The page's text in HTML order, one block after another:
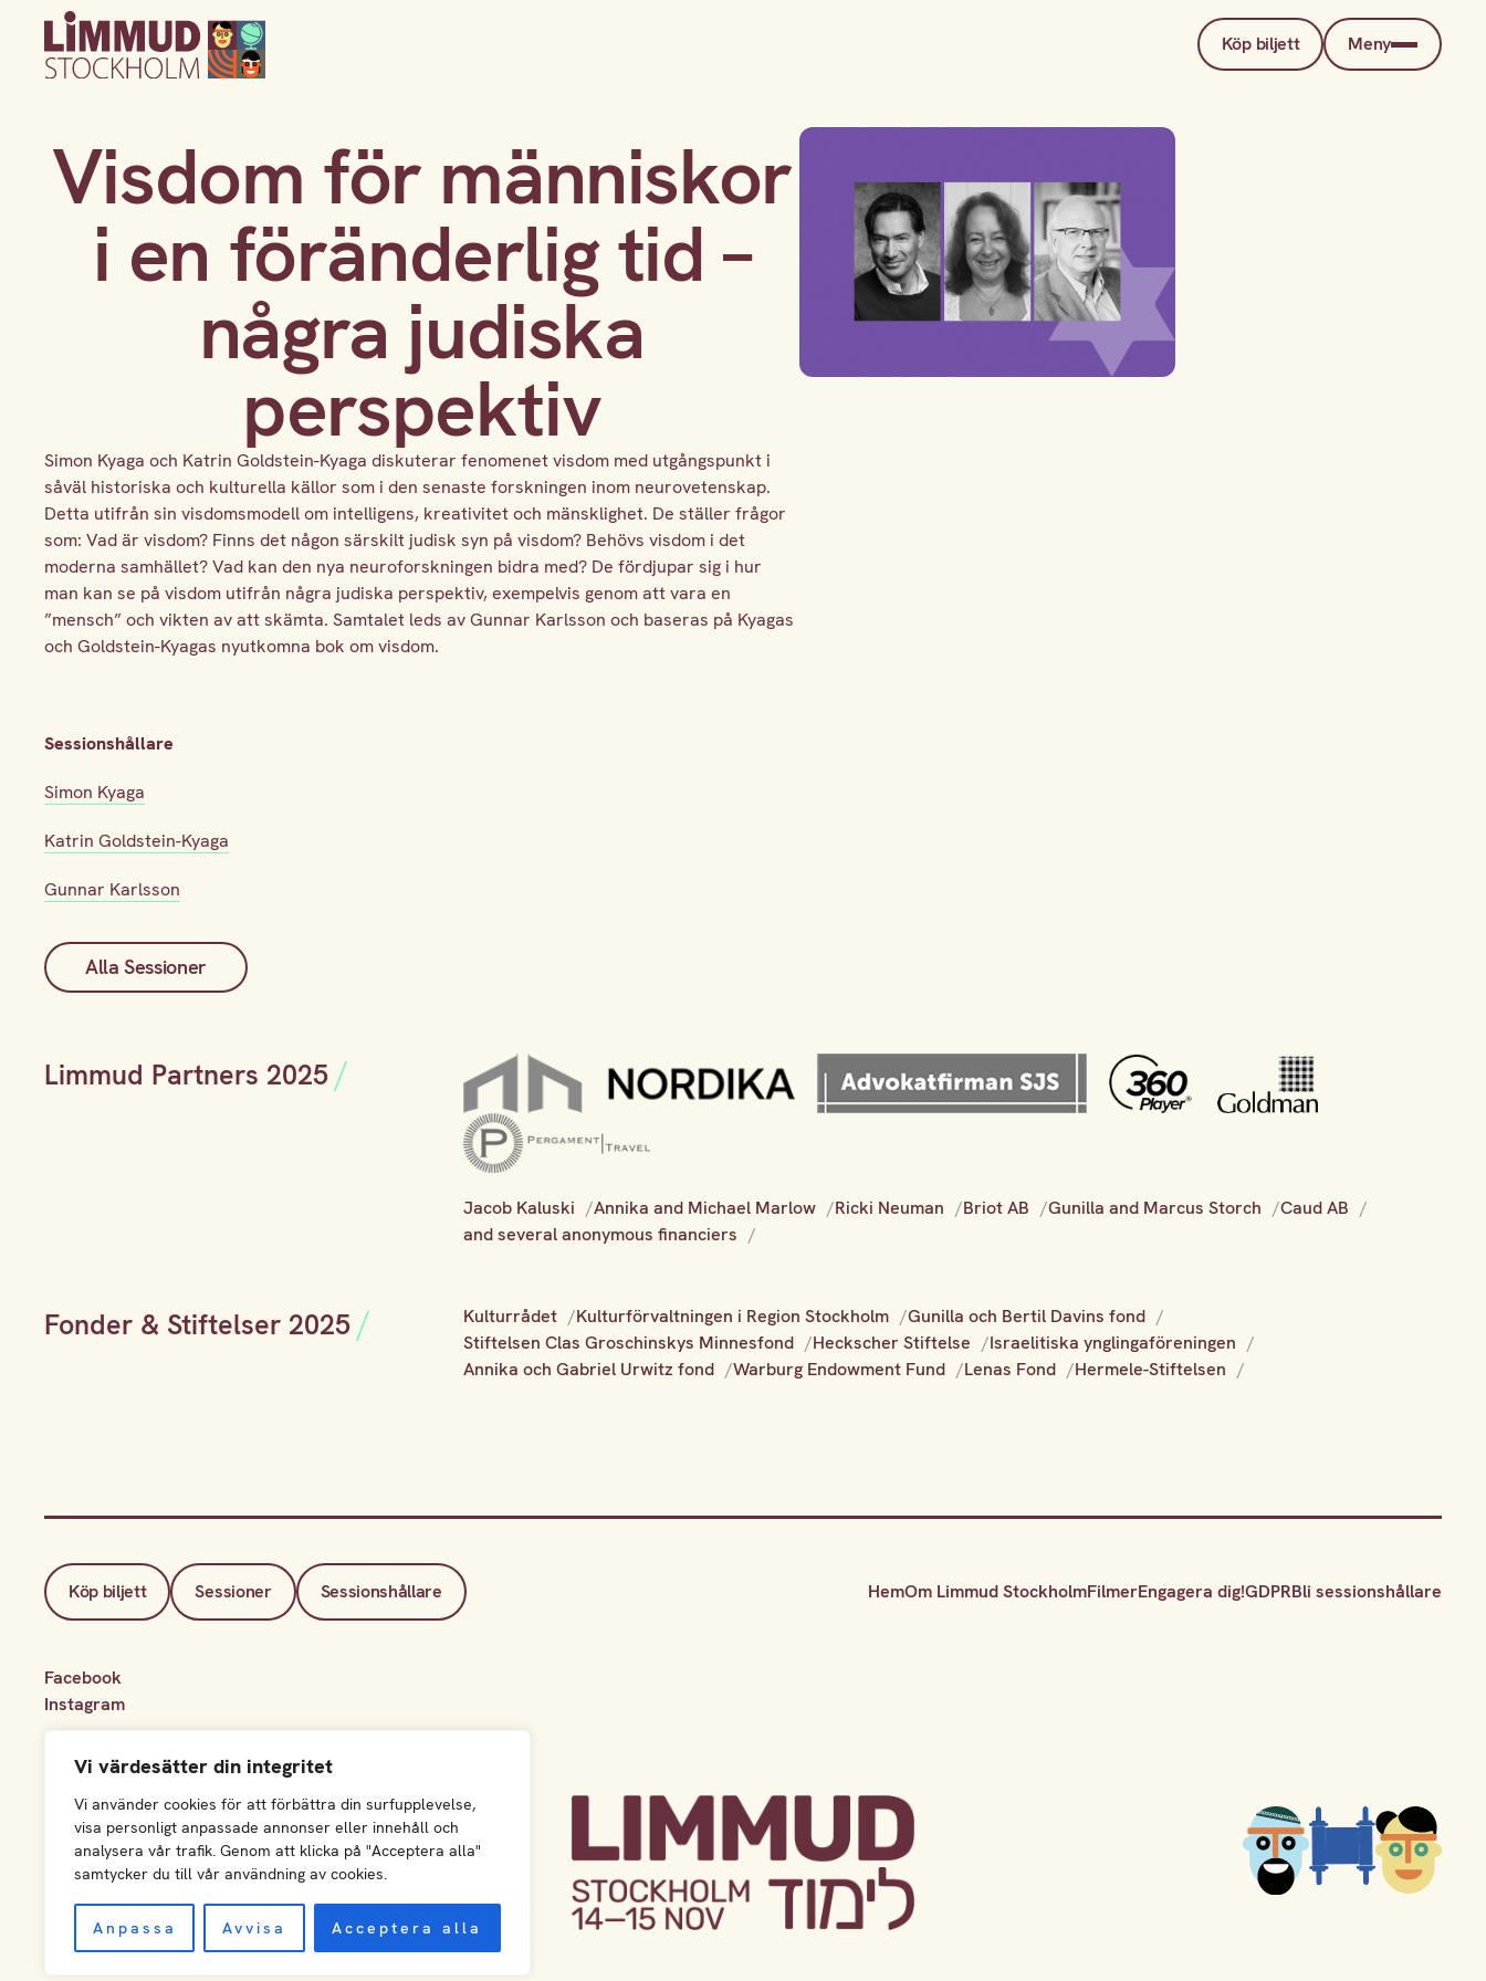
Vi värdesätter din integritet
Vi använder cookies för att förbättra din surfupplevelse,
visa personligt anpassade annonser eller innehåll och
analysera vår trafik. Genom att klicka på "Acceptera alla"
samtycker du till vår användning av cookies.
Anpassa Avvisa Acceptera alla
Köp biljett Meny
Visdom för människor
i en föränderlig tid –
några judiska
perspektiv
Simon Kyaga och Katrin Goldstein-Kyaga diskuterar fenomenet visdom med utgångspunkt i
såväl historiska och kulturella källor som i den senaste forskningen inom neurovetenskap.
Detta utifrån sin visdomsmodell om intelligens, kreativitet och mänsklighet. De ställer frågor
som: Vad är visdom? Finns det någon särskilt judisk syn på visdom? Behövs visdom i det
moderna samhället? Vad kan den nya neuroforskningen bidra med? De fördjupar sig i hur
man kan se på visdom utifrån några judiska perspektiv, exempelvis genom att vara en
”mensch” och vikten av att skämta. Samtalet leds av Gunnar Karlsson och baseras på Kyagas
och Goldstein-Kyagas nyutkomna bok om visdom.
Sessionshållare
Simon Kyaga
Katrin Goldstein-Kyaga
Gunnar Karlsson
Alla Sessioner
Limmud Partners 2025
Jacob Kaluski Annika and Michael Marlow Ricki Neuman Briot AB Gunilla and Marcus Storch
Caud AB
and several anonymous financiers
Fonder & Stiftelser 2025 Kulturrådet Kulturförvaltningen i Region Stockholm
Gunilla och Bertil Davins fond
Stiftelsen Clas Groschinskys Minnesfond
Heckscher Stiftelse
Israelitiska ynglingaföreningen
Annika och Gabriel Urwitz fond
Warburg Endowment Fund Lenas Fond Hermele-Stiftelsen
Köp biljett Sessioner Sessionshållare HemOm Limmud StockholmFilmerEngagera dig!GDPRBli sessionshållare
Facebook
Instagram
© Limmud Stockholm 2026